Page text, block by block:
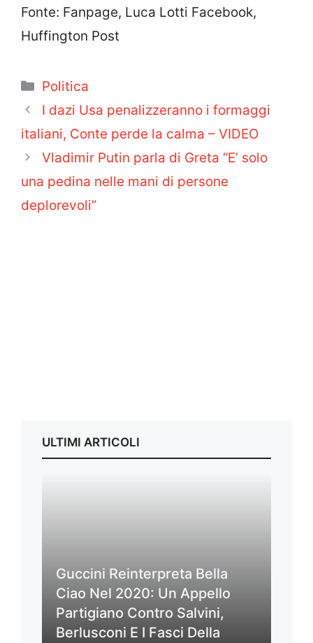
Fonte: Fanpage, Luca Lotti Facebook,
Huffington Post
Categorie
Politica
I dazi Usa penalizzeranno i formaggi
italiani, Conte perde la calma – VIDEO
Vladimir Putin parla di Greta “E’ solo
una pedina nelle mani di persone
deplorevoli”
ULTIMI ARTICOLI
Guccini Reinterpreta Bella
Ciao Nel 2020: Un Appello
Partigiano Contro Salvini,
Berlusconi E I Fasci Della